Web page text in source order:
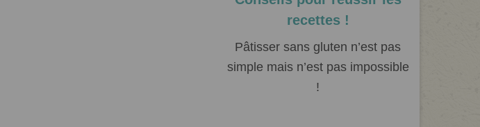
recettes !
Pâtisser sans gluten n’est pas
simple mais n’est pas impossible
!